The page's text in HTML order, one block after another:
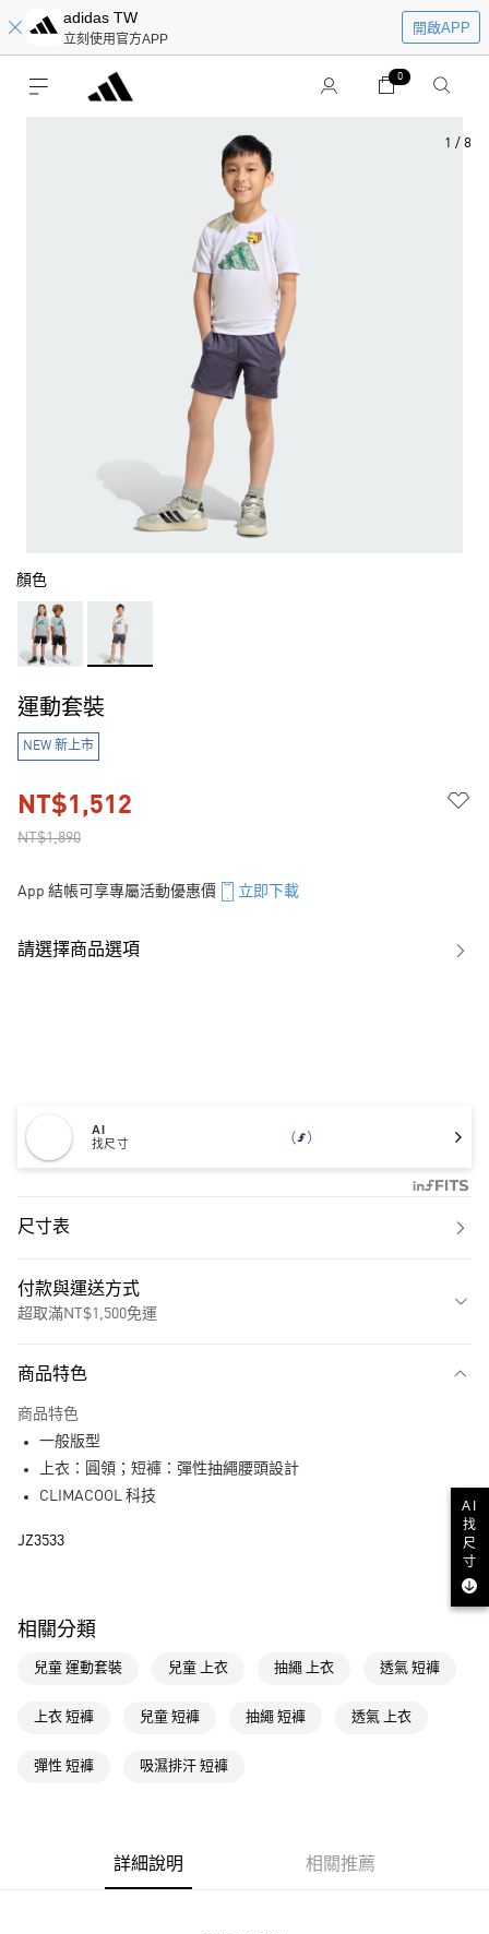
adidas TW
立刻使用官方APP
開啟APP
0
1 / 8
顏色
運動套裝
NEW 新上市
NT$1,890
NT$1,512
App 結帳可享專屬活動優惠價 立即下載
請選擇商品選項
AI
找尺寸
尺寸表
付款與運送方式
超取滿NT$1,500免運
LINE Pay
每筆NT$80，滿NT$1,500(含以上)免運費
付款後全家取貨
每筆NT$80，滿NT$1,500(含以上)免運費
商品特色
商品特色
一般版型
上衣：圓領；短褲：彈性抽繩腰頭設計
CLIMACOOL 科技
JZ3533
相關分類
兒童 運動套裝 兒童 上衣 抽繩 上衣 透氣 短褲
上衣 短褲 兒童 短褲 抽繩 短褲 透氣 上衣
彈性 短褲 吸濕排汗 短褲
詳細說明 相關推薦
AI
找
尺
寸